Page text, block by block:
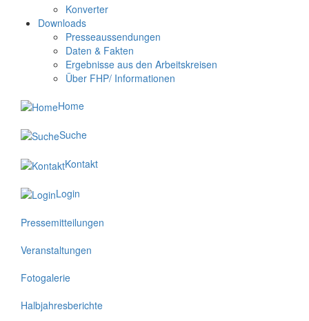
Konverter
Downloads
Presseaussendungen
Daten & Fakten
Ergebnisse aus den Arbeitskreisen
Über FHP/ Informationen
Home
Suche
Kontakt
Login
Pressemitteilungen
Veranstaltungen
Fotogalerie
Halbjahresberichte